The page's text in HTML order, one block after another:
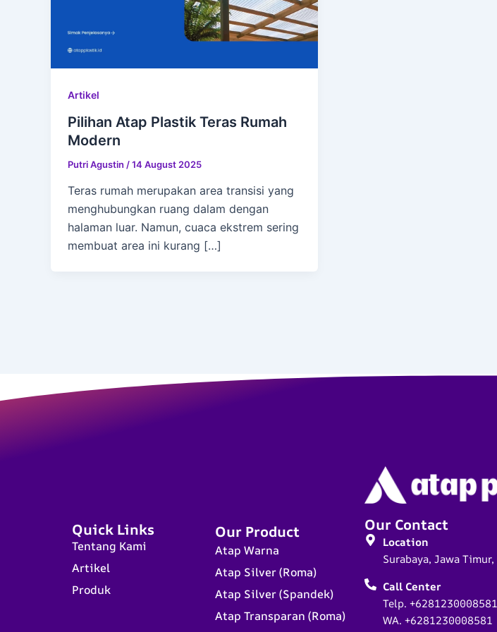
Artikel
Pilihan Atap Plastik Teras Rumah
Modern
Putri Agustin /14 August 2025
Teras rumah merupakan area transisi yang
menghubungkan ruang dalam dengan
halaman luar. Namun, cuaca ekstrem sering
membuat area ini kurang […]
Quick Links
Tentang Kami
Artikel
Produk
Our Product
Atap Warna
Atap Silver (Roma)
Atap Silver (Spandek)
Atap Transparan (Roma)
Our Contact
Location
Surabaya, Jawa
Call Center
Telp. +6281230008581
WA. +6281230008581